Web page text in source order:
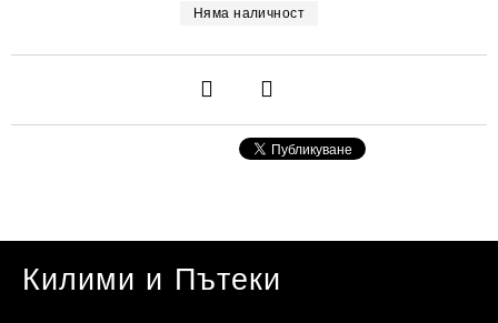
Няма наличност
Килими и Пътеки